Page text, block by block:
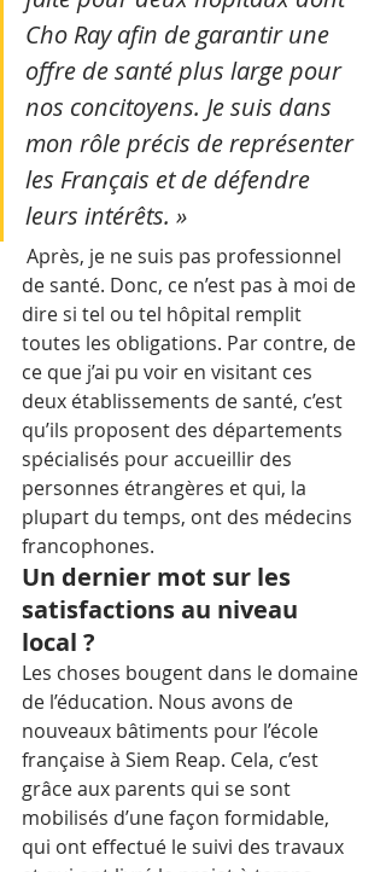
Cho Ray afin de garantir une
offre de santé plus large pour
nos concitoyens. Je suis dans
mon rôle précis de représenter
les Français et de défendre
leurs intérêts. »
de santé. Donc, ce n’est pas à moi de
dire si tel ou tel hôpital remplit
toutes les obligations. Par contre, de
ce que j’ai pu voir en visitant ces
deux établissements de santé, c’est
qu’ils proposent des départements
spécialisés pour accueillir des
personnes étrangères et qui, la
plupart du temps, ont des médecins
francophones.
Un dernier mot sur les
satisfactions au niveau
local ?
Les choses bougent dans le domaine
de l’éducation. Nous avons de
nouveaux bâtiments pour l’école
française à Siem Reap. Cela, c’est
grâce aux parents qui se sont
mobilisés d’une façon formidable,
qui ont effectué le suivi des travaux